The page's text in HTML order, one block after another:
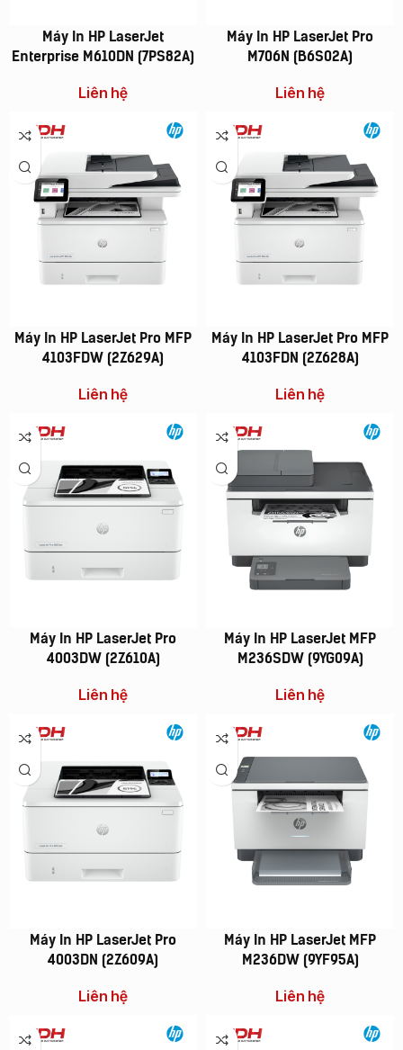
Vì Sao Nên Đầu Tư
Một Chiếc Máy
Photocopy Đa
Chức Năng ?
Xem Thêm
NHỮNG TÍNH NĂNG
CỦA MÁY
PHOTOCOPY BẠN
NÊN BIẾT!!!!
Xem Thêm
Máy In HP LaserJet
Enterprise M610DN (7PS82A)
Liên hệ
Máy In HP LaserJet Pro
M706N (B6S02A)
Liên hệ
Máy In HP LaserJet Pro MFP
4103FDW (2Z629A)
Liên hệ
Máy In HP LaserJet Pro MFP
4103FDN (2Z628A)
Liên hệ
Máy In HP LaserJet Pro
4003DW (2Z610A)
Liên hệ
Máy In HP LaserJet MFP
M236SDW (9YG09A)
Liên hệ
Máy In HP LaserJet Pro
4003DN (2Z609A)
Liên hệ
Máy In HP LaserJet MFP
M236DW (9YF95A)
Liên hệ